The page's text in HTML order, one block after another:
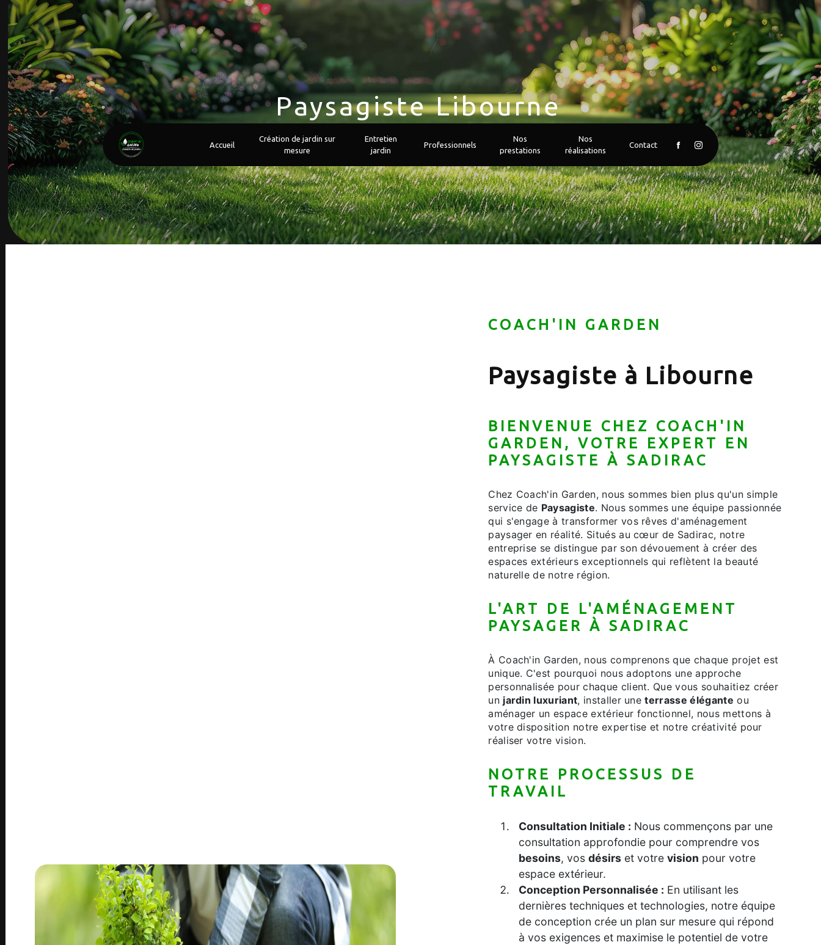
Accueil
Création de jardin sur
mesure
Entretien
jardin
Professionnels
Nos
prestations
Nos
réalisations
Contact
Paysagiste Libourne
COACH'IN GARDEN
COACH'IN GARDEN
Paysagiste à Libourne
BIENVENUE CHEZ COACH'IN
GARDEN, VOTRE EXPERT EN
PAYSAGISTE À SADIRAC
Chez Coach'in Garden, nous sommes bien plus qu'un simple
service de Paysagiste. Nous sommes une équipe passionnée
qui s'engage à transformer vos rêves d'aménagement
paysager en réalité. Situés au cœur de Sadirac, notre
entreprise se distingue par son dévouement à créer des
espaces extérieurs exceptionnels qui reflètent la beauté
naturelle de notre région.
L'ART DE L'AMÉNAGEMENT
PAYSAGER À SADIRAC
À Coach'in Garden, nous comprenons que chaque projet est
unique. C'est pourquoi nous adoptons une approche
personnalisée pour chaque client. Que vous souhaitiez créer
un jardin luxuriant, installer uneterrasse élégante ou
aménager un espace extérieur fonctionnel, nous mettons à
votre disposition notre expertise et notre créativité pour
réaliser votre vision.
NOTRE PROCESSUS DE
TRAVAIL
Consultation Initiale : Nous commençons par une
consultation approfondie pour comprendre vos
besoins, vosdésirs et votrevision pour votre
espace extérieur.
Conception Personnalisée : En utilisant les
dernières techniques et technologies, notre équipe
de conception crée un plan sur mesure qui répond
à vos exigences et maximise le potentiel de votre
Panneau de gestion des cookies